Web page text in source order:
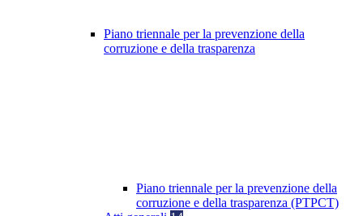
Piano triennale per la prevenzione della
corruzione e della trasparenza
Piano triennale per la prevenzione della
corruzione e della trasparenza (PTPCT)